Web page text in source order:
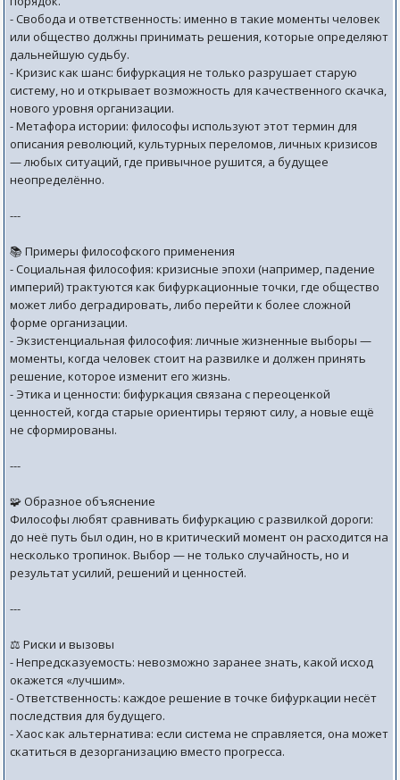
- Свобода и ответственность: именно в такие моменты человек
или общество должны принимать решения, которые определяют
дальнейшую судьбу.
- Кризис как шанс: бифуркация не только разрушает старую
систему, но и открывает возможность для качественного скачка,
нового уровня организации.
- Метафора истории: философы используют этот термин для
описания революций, культурных переломов, личных кризисов
— любых ситуаций, где привычное рушится, а будущее
неопределённо.
---
📚 Примеры философского применения
- Социальная философия: кризисные эпохи (например, падение
империй) трактуются как бифуркационные точки, где общество
может либо деградировать, либо перейти к более сложной
форме организации.
- Экзистенциальная философия: личные жизненные выборы —
моменты, когда человек стоит на развилке и должен принять
решение, которое изменит его жизнь.
- Этика и ценности: бифуркация связана с переоценкой
ценностей, когда старые ориентиры теряют силу, а новые ещё
не сформированы.
---
🧩 Образное объяснение
Философы любят сравнивать бифуркацию с развилкой дороги:
до неё путь был один, но в критический момент он расходится на
несколько тропинок. Выбор — не только случайность, но и
результат усилий, решений и ценностей.
---
⚖️ Риски и вызовы
- Непредсказуемость: невозможно заранее знать, какой исход
окажется «лучшим».
- Ответственность: каждое решение в точке бифуркации несёт
последствия для будущего.
- Хаос как альтернатива: если система не справляется, она может
скатиться в дезорганизацию вместо прогресса.